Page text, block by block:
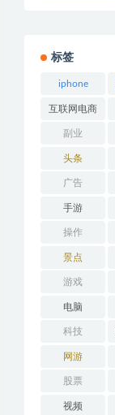
标签
iphone
互联网电商
副业
头条
广告
手游
操作
景点
游戏
电脑
科技
网游
股票
视频